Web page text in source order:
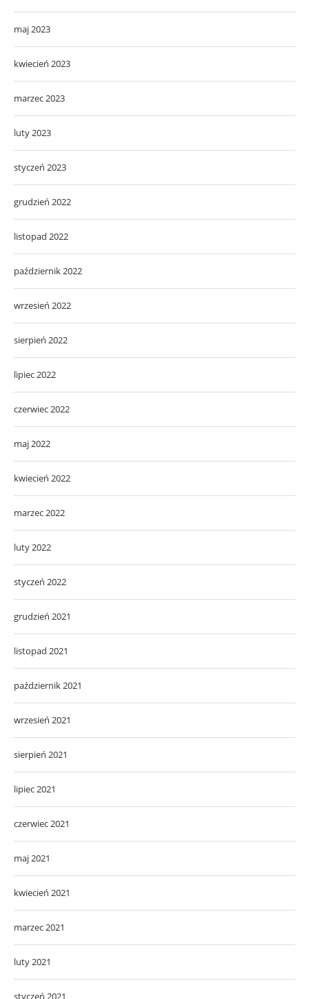
maj 2023
kwiecień 2023
marzec 2023
luty 2023
styczeń 2023
grudzień 2022
listopad 2022
październik 2022
wrzesień 2022
sierpień 2022
lipiec 2022
czerwiec 2022
maj 2022
kwiecień 2022
marzec 2022
luty 2022
styczeń 2022
grudzień 2021
listopad 2021
październik 2021
wrzesień 2021
sierpień 2021
lipiec 2021
czerwiec 2021
maj 2021
kwiecień 2021
marzec 2021
luty 2021
styczeń 2021